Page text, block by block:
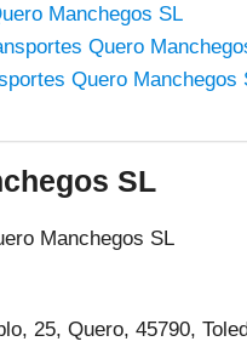
Manchegos SL
Quero
Quero Manchegos
SL
Manchegos SL
25, Quero, 45790,